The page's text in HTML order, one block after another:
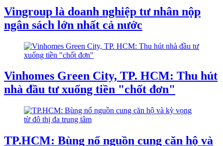
Vingroup là doanh nghiệp tư nhân nộp
ngân sách lớn nhất cả nước
Vinhomes Green City, TP. HCM: Thu hút
nhà đầu tư xuống tiền "chốt đơn"
TP.HCM: Bùng nổ nguồn cung căn hộ và